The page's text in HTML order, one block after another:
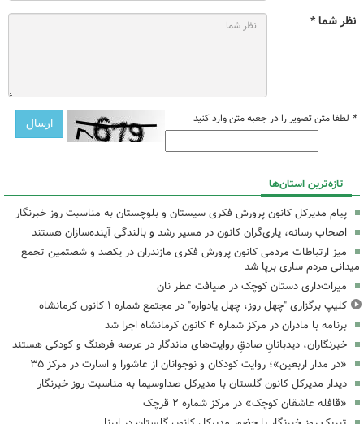
نظر شما *
* لطفا متن تصویر را در جعبه متن وارد کنید
تازه‌ترین استان‌ها
پیام مدیرکل کانون پرورش فکری سیستان و بلوچستان به مناسبت روز خبرنگار
اصحاب رسانه، یاری‌گران کانون در مسیر رشد و بالندگی آینده‌سازان هستند
میز ارتباطات مردمی کانون پرورش فکری مازندران در یکصد و شصتمین تجمع
میدانی مردم ساری برپا شد
میراث‌داری دستان کوچک در ضیافت عطر نان
کلیپ برگزاری "چهل روز، چهل یادواره" در مجتمع شماره ۱ کانون کرمانشاه
برنامه با مادران در مرکز شماره ۴ کانون کرمانشاه اجرا شد
خبرنگاران، دیدبانانِ صادقِ روایت‌های ماندگار در عرصه فرهنگ و کودکی هستند
«در مدار اربعین»؛ روایت کودکان و نوجوانان از عاشورا و اسارت در مرکز ۳۵
دیدار مدیرکل کانون گلستان با مدیرکل صداوسیما به مناسبت روز خبرنگار
«قافله عاشقان کوچک» در مرکز شماره ۲ قرچک